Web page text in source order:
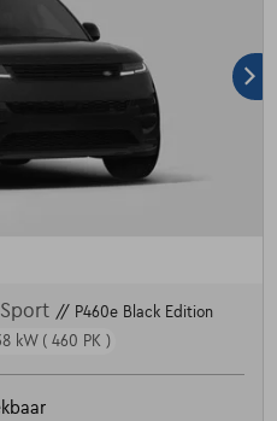
// P460e Black Edition
kW ( 460 PK )